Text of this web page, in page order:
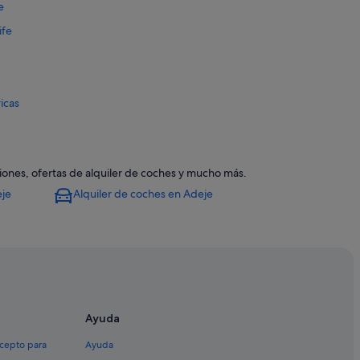
ofertas de alquiler de coches y mucho más.
Alquiler de coches en Adeje
para
Ayuda
Ayuda